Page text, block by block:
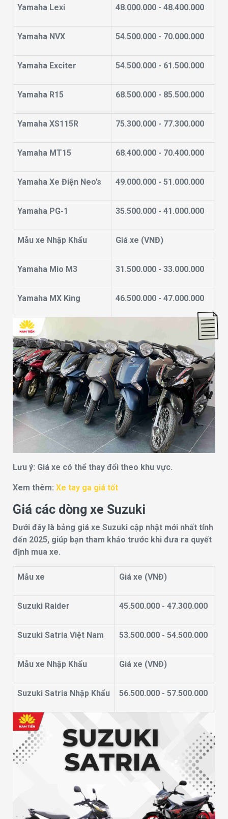
Yamaha Lexi 48.000.000 - 48.400.000
Yamaha NVX 54.500.000 - 70.000.000
Yamaha Exciter 54.500.000 - 61.500.000
Yamaha R15 68.500.000 - 85.500.000
Yamaha XS115R 75.300.000 - 77.300.000
Yamaha MT15 68.400.000 - 70.400.000
Yamaha Xe Điện Neo’s 49.000.000 - 51.000.000
Yamaha PG-1 35.500.000 - 41.000.000
Mẫu xe Nhập Khẩu Giá xe (VNĐ)
Yamaha Mio M3 31.500.000 - 33.000.000
Yamaha MX King 46.500.000 - 47.000.000
Lưu ý: Giá xe có thể thay đổi theo khu vực.
Xem thêm: Xe tay ga giá tốt
Giá các dòng xe Suzuki
Dưới đây là bảng giá xe Suzuki cập nhật mới nhất tính
đến 2025, giúp bạn tham khảo trước khi đưa ra quyết
định mua xe.
Mẫu xe Giá xe (VNĐ)
Suzuki Raider 45.500.000 - 47.300.000
Suzuki Satria Việt Nam 53.500.000 - 54.500.000
Mẫu xe Nhập Khẩu Giá xe (VNĐ)
Suzuki Satria Nhập Khẩu 56.500.000 - 57.500.000